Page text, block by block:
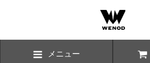
メニュー